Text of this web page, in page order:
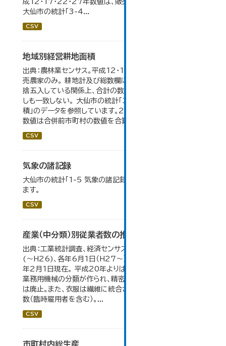
成12・17・22・27年数値は、販売農家のみが調査対象。
大仙市の統計「3-4...
CSV
地域別経営耕地面積
出典：農林業センサス。平成12・17・22・27年数値は、販
売農家のみ。 耕地計及び総数欄については、1ha未満を四
捨五入している関係上、合計の数値と内訳の加算値は必ず
しも一致しない。 大仙市の統計「3-5 地域別経営耕地面
積」のデータを参照しています。2005年以前の「市内全域」
数値は合併前市町村の数値を合算したものです。
CSV
気象の諸記録
大仙市の統計「1-5 気象の諸記録」のデータを参照してい
ます。
CSV
産業（中分類）別従業者数の推移
出典：工業統計調査、経済センサス。 各年12月31日現在
(～H26)、各年6月1日（H27～）・平成23年のみ平成24
年2月1日現在。 平成20年よりはん用機械、生産用機械、
業務用機械の分類が作られ、精密機械、一般用機械の分類
は廃止。また、衣服は繊維に統合された。 数値は総従業者
数（臨時雇用者を含む）。...
CSV
市町村内総生産